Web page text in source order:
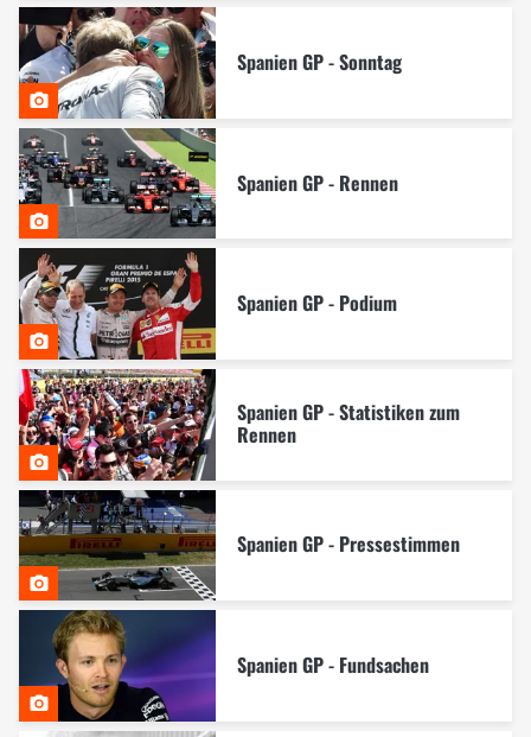
Spanien GP - Sonntag
Spanien GP - Rennen
Spanien GP - Podium
Spanien GP - Statistiken zum
Rennen
Spanien GP - Pressestimmen
Spanien GP - Fundsachen